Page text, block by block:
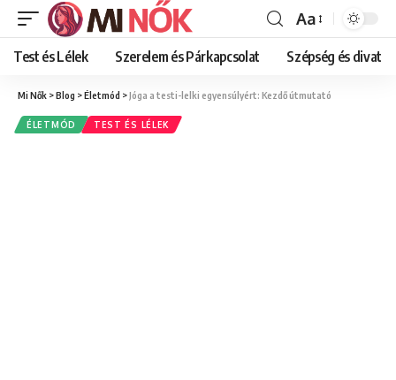
Font
Resizer
Aa
Test és Lélek Szerelem és Párkapcsolat Szépség és divat
Mi Nők >Blog >Életmód >Jóga a testi-lelki egyensúlyért: Kezdő útmutató
ÉLETMÓD TEST ÉS LÉLEK